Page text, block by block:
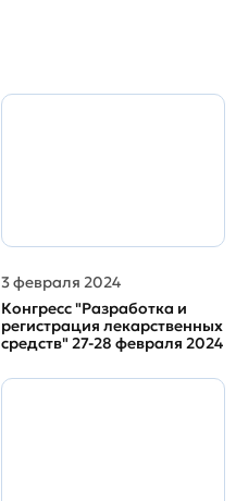
3 февраля 2024
Конгресс "Разработка и
регистрация лекарственных
средств" 27-28 февраля 2024